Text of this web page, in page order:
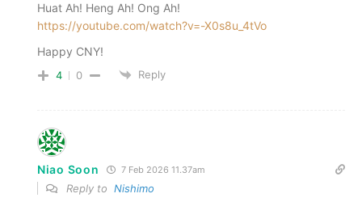
Huat Ah! Heng Ah! Ong Ah!
https://youtube.com/watch?v=-X0s8u_4tVo
Happy CNY!
4 0 Reply
Niao Soon 7 Feb 2026 11.37am
Reply to Nishimo